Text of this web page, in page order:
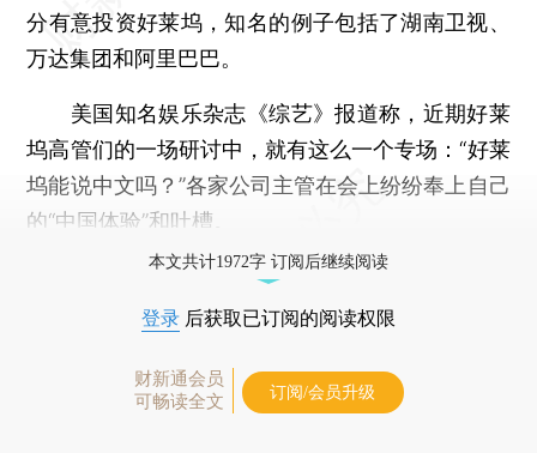
分有意投资好莱坞，知名的例子包括了湖南卫视、
万达集团和阿里巴巴。
美国知名娱乐杂志《综艺》报道称，近期好莱
坞高管们的一场研讨中，就有这么一个专场：“好莱
坞能说中文吗？”各家公司主管在会上纷纷奉上自己
的“中国体验”和吐槽。
本文共计1972字 订阅后继续阅读
登录 后获取已订阅的阅读权限
财新通会员
可畅读全文
订阅/会员升级